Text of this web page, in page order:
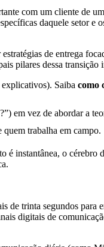
com um cliente de
daquele setor e
de entrega
pilares dessa transição
Saiba como
em vez de abordar a
trabalha em campo.
é instantânea, o cérebro
de trinta segundos para
digitais de